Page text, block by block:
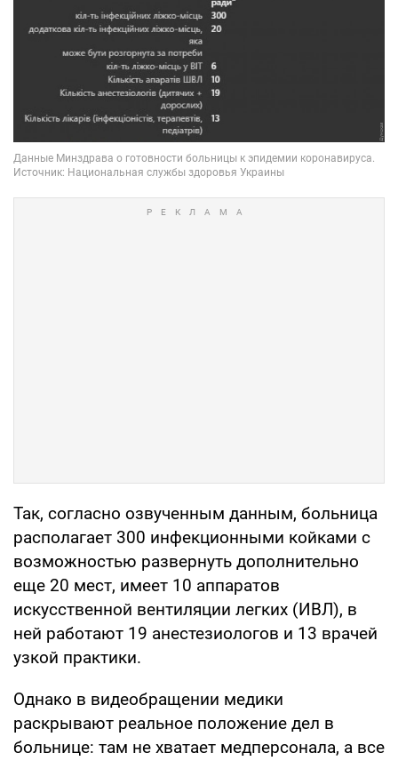
Так, согласно озвученным данным, больница
располагает 300 инфекционными койками с
возможностью развернуть дополнительно
еще 20 мест, имеет 10 аппаратов
искусственной вентиляции легких (ИВЛ), в
ней работают 19 анестезиологов и 13 врачей
узкой практики.
Однако в видеобращении медики
раскрывают реальное положение дел в
больнице: там не хватает медперсонала, а все